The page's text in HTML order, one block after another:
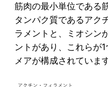
筋肉の最小単位である
タンパク質であるアク
ラメントと、ミオシン
ントがあり、これらが
メアが構成されていま